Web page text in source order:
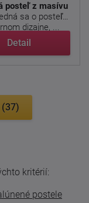
posteľ z masívu
sa o posteľ v
dizajne, ...
Detail
kritérií:
postele